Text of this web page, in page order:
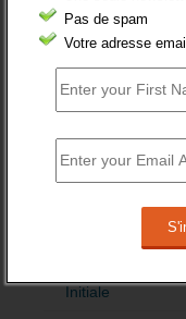
Pas de spam
Votre adresse
Emploi
Jeunesse
Orientation
Formation et
Initiale